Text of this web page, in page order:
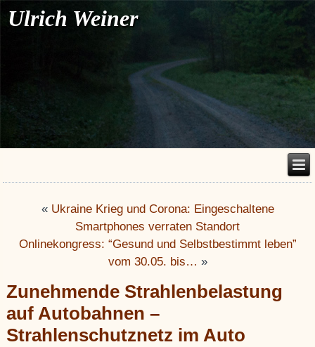
Ulrich Weiner
« Ukraine Krieg und Corona: Eingeschaltene
Smartphones verraten Standort
Onlinekongress: “Gesund und Selbstbestimmt leben”
vom 30.05. bis… »
Zunehmende Strahlenbelastung
auf Autobahnen –
Strahlenschutznetz im Auto